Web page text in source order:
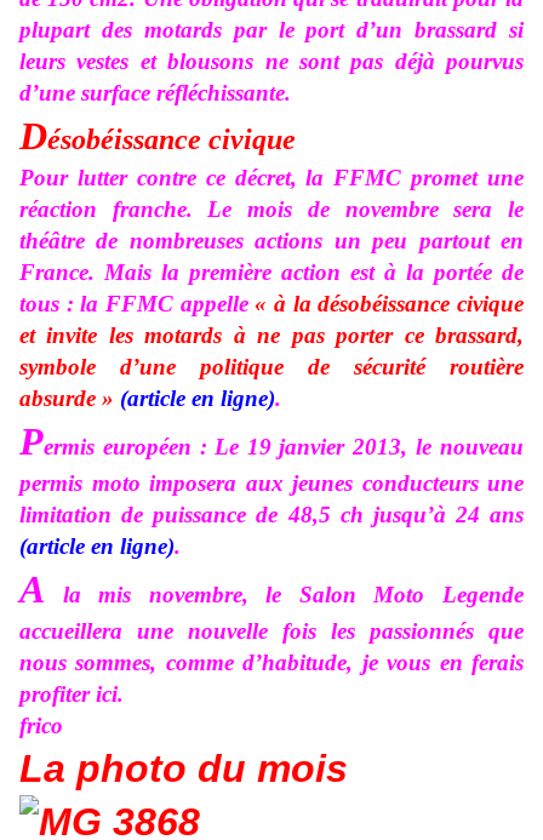
plupart des motards par le port d’un brassard si
leurs vestes et blousons ne sont pas déjà pourvus
d’une surface réfléchissante.
Désobéissance civique
Pour lutter contre ce décret, la FFMC promet une
réaction franche. Le mois de novembre sera le
théâtre de nombreuses actions un peu partout en
France. Mais la première action est à la portée de
tous : la FFMC appelle« à la désobéissance civique
et invite les motards à ne pas porter ce brassard,
symbole d’une politique de sécurité routière
absurde » (article en ligne).
Permis européen : Le 19 janvier 2013, le nouveau
permis moto imposera aux jeunes conducteurs une
limitation de puissance de 48,5 ch jusqu’à 24 ans
(article en ligne).
A la mis novembre, le Salon Moto Legende
accueillera une nouvelle fois les passionnés que
nous sommes, comme d’habitude, je vous en ferais
profiter ici.
frico
La photo du mois